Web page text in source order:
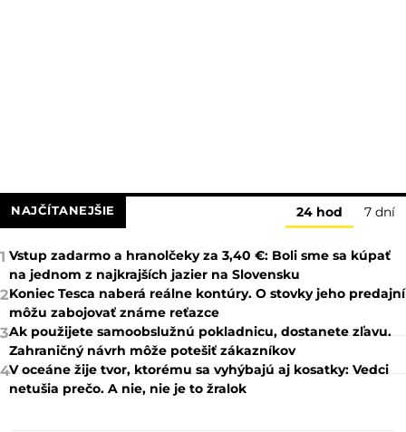
NAJČÍTANEJŠIE 24 hod 7 dní
1 Vstup zadarmo a hranolčeky za 3,40 €: Boli sme sa kúpať
na jednom z najkrajších jazier na Slovensku
2Koniec Tesca naberá reálne kontúry. O stovky jeho predajní
môžu zabojovať známe reťazce
3Ak použijete samoobslužnú pokladnicu, dostanete zľavu.
Zahraničný návrh môže potešiť zákazníkov
4V oceáne žije tvor, ktorému sa vyhýbajú aj kosatky: Vedci
netušia prečo. A nie, nie je to žralok